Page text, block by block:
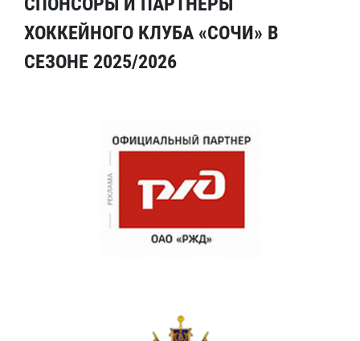
ХОККЕЙНОГО КЛУБА «СОЧИ» В
СЕЗОНЕ 2025/2026